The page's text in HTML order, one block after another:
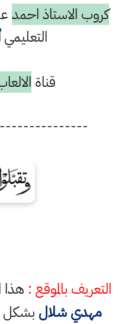
كروب الاستاذ احمد
التعليمي
قناة
التعريف بالموقع : هذا
مهدي شلال بشكل